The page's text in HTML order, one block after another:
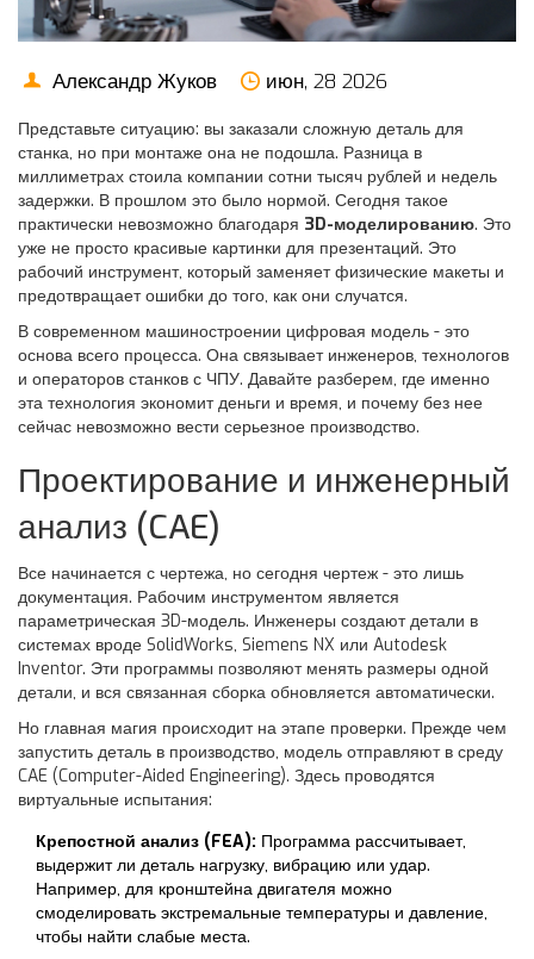
Александр Жуков июн, 28 2026
Представьте ситуацию: вы заказали сложную деталь для
станка, но при монтаже она не подошла. Разница в
миллиметрах стоила компании сотни тысяч рублей и недель
задержки. В прошлом это было нормой. Сегодня такое
практически невозможно благодаря 3D-моделированию. Это
уже не просто красивые картинки для презентаций. Это
рабочий инструмент, который заменяет физические макеты и
предотвращает ошибки до того, как они случатся.
В современном машиностроении цифровая модель - это
основа всего процесса. Она связывает инженеров, технологов
и операторов станков с ЧПУ. Давайте разберем, где именно
эта технология экономит деньги и время, и почему без нее
сейчас невозможно вести серьезное производство.
Проектирование и инженерный
анализ (CAE)
Все начинается с чертежа, но сегодня чертеж - это лишь
документация. Рабочим инструментом является
параметрическая 3D-модель. Инженеры создают детали в
системах вроде SolidWorks, Siemens NX или Autodesk
Inventor. Эти программы позволяют менять размеры одной
детали, и вся связанная сборка обновляется автоматически.
Но главная магия происходит на этапе проверки. Прежде чем
запустить деталь в производство, модель отправляют в среду
CAE (Computer-Aided Engineering). Здесь проводятся
виртуальные испытания:
Крепостной анализ (FEA): Программа рассчитывает,
выдержит ли деталь нагрузку, вибрацию или удар.
Например, для кронштейна двигателя можно
смоделировать экстремальные температуры и давление,
чтобы найти слабые места.